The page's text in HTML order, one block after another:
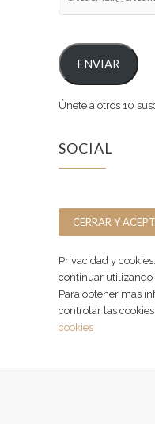
ENVIAR
Únete a otros 10
SOCIAL
Privacidad y
continuar utilizando
Para obtener más
controlar las
cookies